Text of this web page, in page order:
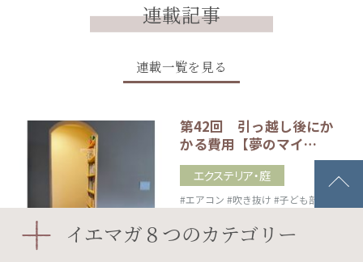
連載記事
連載一覧を見る
第42回 引っ越し後にか
かる費用【夢のマイ…
エクステリア・庭
#エアコン #吹き抜け #子ども部屋
#室内窓
2026.08.05
イエマガ８つのカテゴリー